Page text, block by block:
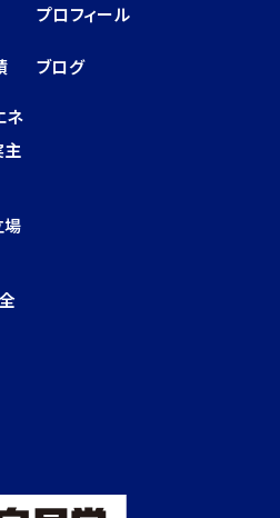
プロフィール
ネ
場
ブログ